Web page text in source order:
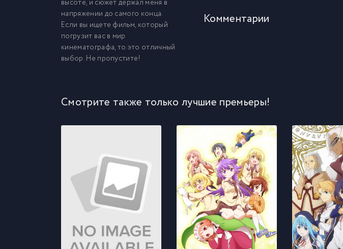
высоте, и сюжет держал меня в
напряжении до самого конца.
Если вы ищете фильм, который
погрузит вас в мир
кинематографа, то это отличный
выбор. Не пропустите!
Комментарии
Смотрите также только лучшие премьеры!